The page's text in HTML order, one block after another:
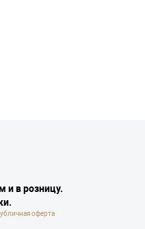
и в розницу.
оферта